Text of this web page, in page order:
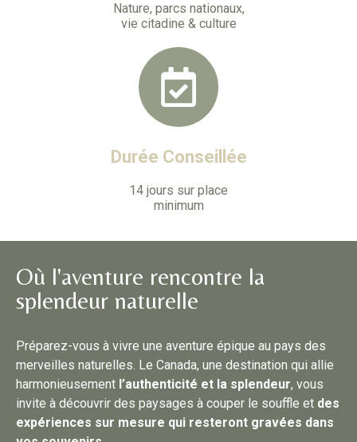
Nature, parcs nationaux,
vie citadine & culture
Durée Conseillée
14 jours sur place
minimum
Où l'aventure rencontre la
splendeur naturelle
Préparez-vous à vivre une aventure épique au pays des
merveilles naturelles. Le Canada, une destination qui allie
harmonieusement l’authenticité et la splendeur, vous
invite à découvrir des paysages à couper le souffle et des
expériences sur mesure qui resteront gravées dans